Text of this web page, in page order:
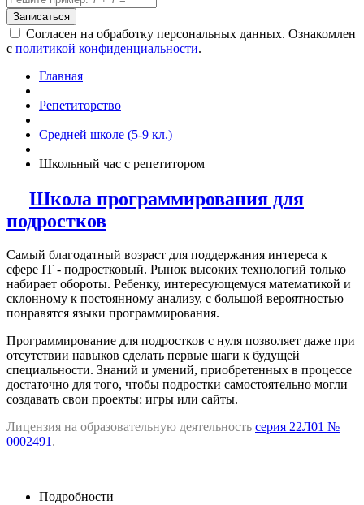
Записаться
Согласен на обработку персональных данных. Ознакомлен
с политикой конфиденциальности.
Главная
Репетиторство
Средней школе (5-9 кл.)
Школьный час с репетитором
Школа программирования для
подростков
Самый благодатный возраст для поддержания интереса к
сфере IT - подростковый. Рынок высоких технологий только
набирает обороты. Ребенку, интересующемуся математикой и
склонному к постоянному анализу, с большой вероятностью
понравятся языки программирования.
Программирование для подростков с нуля позволяет даже при
отсутствии навыков сделать первые шаги к будущей
специальности. Знаний и умений, приобретенных в процессе
достаточно для того, чтобы подростки самостоятельно могли
создавать свои проекты: игры или сайты.
Лицензия на образовательную деятельность серия 22Л01 №
0002491.
Подробности